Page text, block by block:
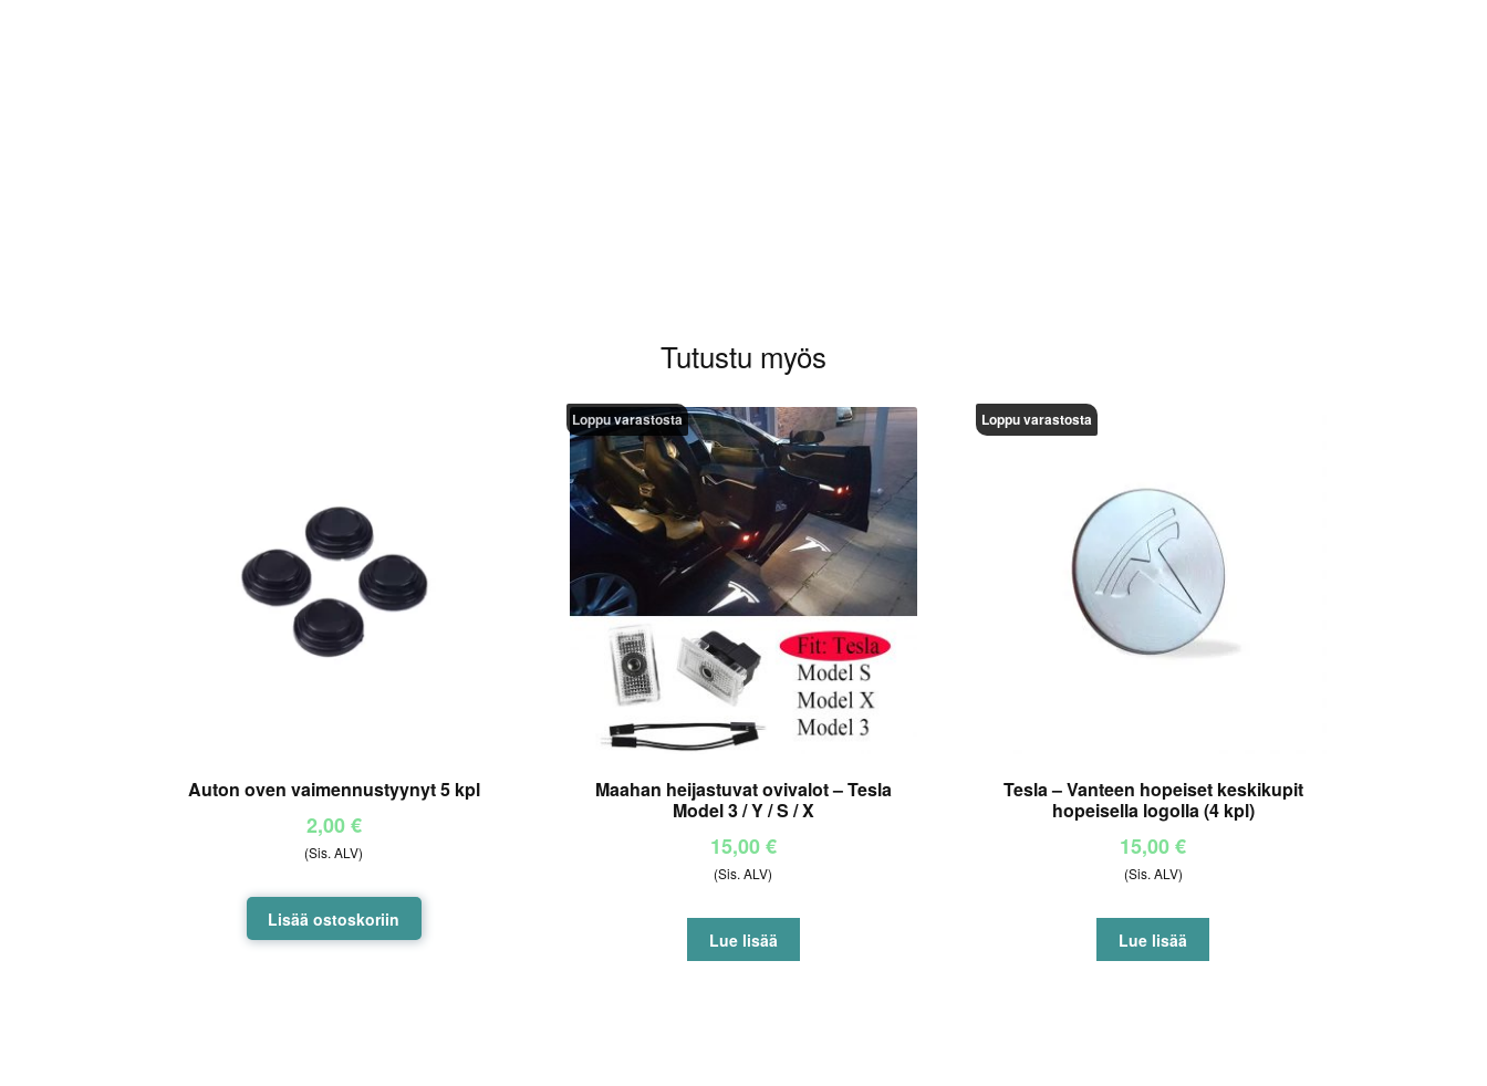
Tutustu myös
Auton oven vaimennustyynyt 5 kpl
2,00€
(Sis. ALV)
Lisää ostoskoriin
Loppu varastosta
Maahan heijastuvat ovivalot – Tesla
Model 3 / Y / S / X
15,00€
(Sis. ALV)
Lue lisää
Loppu varastosta
Tesla – Vanteen hopeiset keskikupit
hopeisella logolla (4 kpl)
15,00€
(Sis. ALV)
Lue lisää